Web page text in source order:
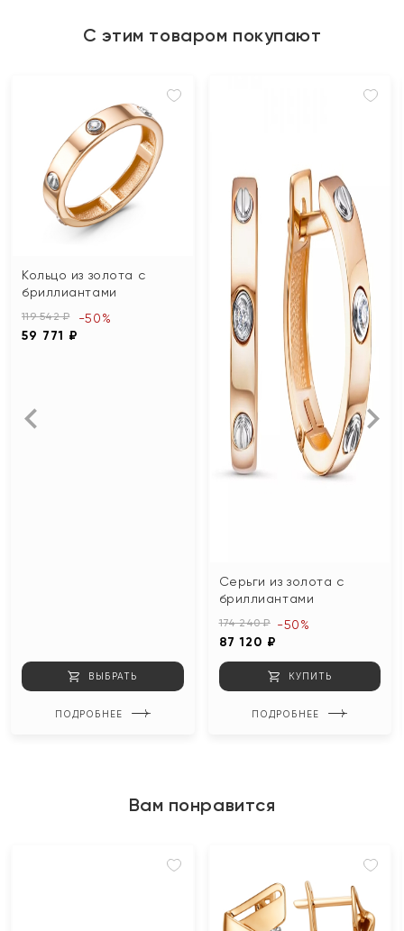
С этим товаром покупают
Кольцо из золота с
бриллиантами
119 542 ₽
59 771 ₽
-50%
ВЫБРАТЬ
ПОДРОБНЕЕ
Серьги из золота с
бриллиантами
174 240 ₽
87 120 ₽
-50%
КУПИТЬ
ПОДРОБНЕЕ
Вам понравится